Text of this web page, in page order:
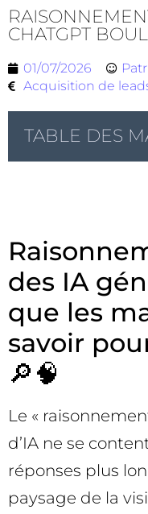
CHATGPT
01/07/2026
Acquisition de
TABLE DES
des IA
que les
savoir
🔎🧠
Le «
d’IA ne se
réponses plus
paysage de la